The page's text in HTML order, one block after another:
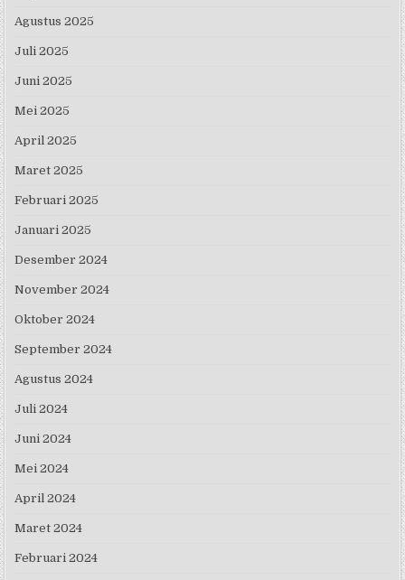
Agustus 2025
Juli 2025
Juni 2025
Mei 2025
April 2025
Maret 2025
Februari 2025
Januari 2025
Desember 2024
November 2024
Oktober 2024
September 2024
Agustus 2024
Juli 2024
Juni 2024
Mei 2024
April 2024
Maret 2024
Februari 2024